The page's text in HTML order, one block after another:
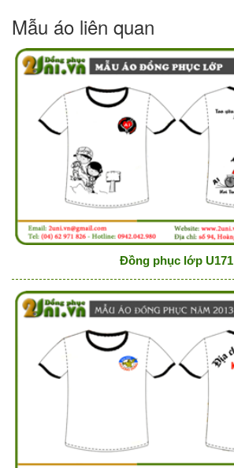
Mẫu áo liên quan
Đồng phục lớp U171